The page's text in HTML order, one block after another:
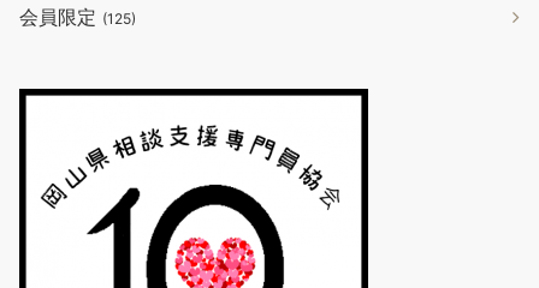
会員限定 (125)